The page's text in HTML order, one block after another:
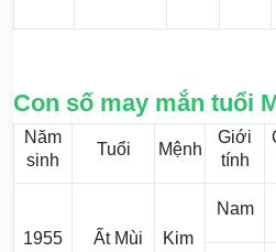
Con số may mắn tuổi
Năm
sinh
Tuổi Mệnh
Giới
tính
1955 Ất Mùi Kim
Nam